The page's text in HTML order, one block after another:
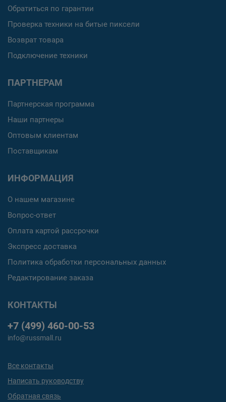
Обратиться по гарантии
Проверка техники на битые пиксели
Возврат товара
Подключение техники
ПАРТНЕРАМ
Партнерская программа
Наши партнеры
Оптовым клиентам
Поставщикам
ИНФОРМАЦИЯ
О нашем магазине
Вопрос-ответ
Оплата картой рассрочки
Экспресс доставка
Политика обработки персональных данных
Редактирование заказа
КОНТАКТЫ
+7 (499) 460-00-53
info@russmall.ru
Все контакты
Написать руководству
Обратная связь